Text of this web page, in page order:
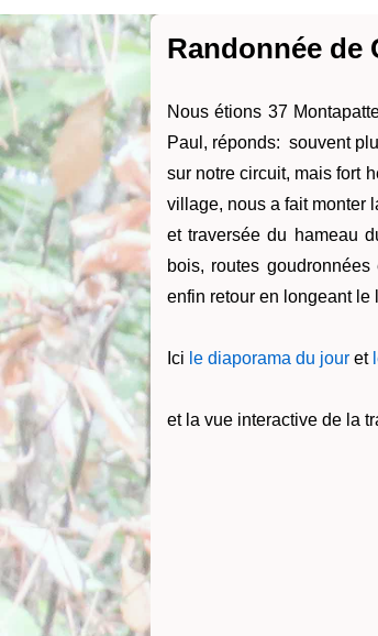
Navigation
Randonnée de
Nous étions 37
Paul, réponds: souvent
sur notre circuit, mais fort
village, nous a fait monter
et traversée du hameau
bois, routes
enfin retour en longeant le
Ici le diaporama du jour et
et la vue interactive de la